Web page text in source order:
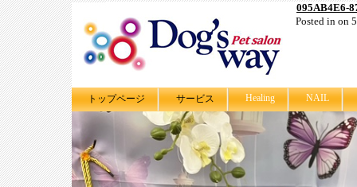
トップページ サービス Healing NAIL
095AB4E6-
Posted in on